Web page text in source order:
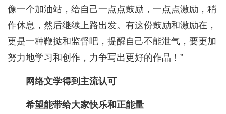
像一个加油站，给自己一点点鼓励，一点点激励，稍
作休息，然后继续上路出发。有这份鼓励和激励在，
更是一种鞭挞和监督吧，提醒自己不能泄气，要更加
努力地学习和创作，力争写出更好的作品！”
网络文学得到主流认可
希望能带给大家快乐和正能量